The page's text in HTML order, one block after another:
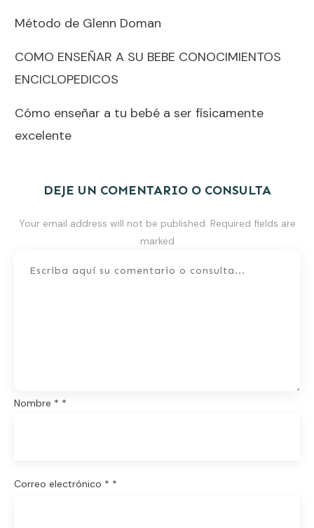
Método de Glenn Doman
COMO ENSEÑAR A SU BEBE CONOCIMIENTOS
ENCICLOPEDICOS
Cómo enseñar a tu bebé a ser físicamente
excelente
DEJE UN COMENTARIO O CONSULTA
Your email address will not be published. Required fields are
marked
Nombre * *
Correo electrónico * *